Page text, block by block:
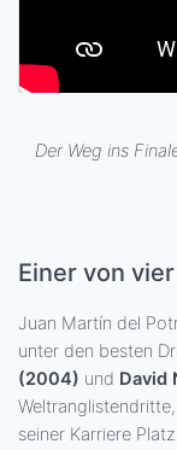
Der Weg ins
Einer von
Juan Martín del
unter den besten
(2004) und David
Weltranglistendritte,
seiner Karriere